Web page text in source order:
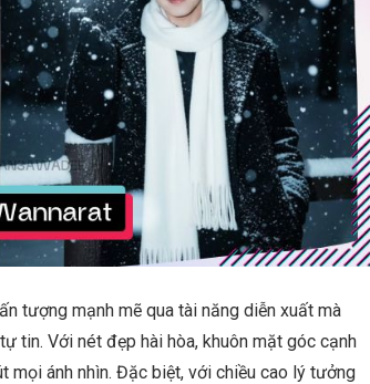
tượng mạnh mẽ qua tài năng diễn xuất mà
tin. Với nét đẹp hài hòa, khuôn mặt góc cạnh
mọi ánh nhìn. Đặc biệt, với chiều cao lý tưởng